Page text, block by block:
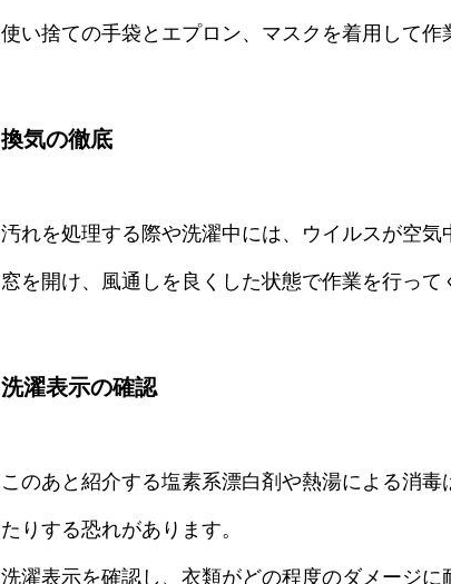
使い捨ての手袋とエプロン、マスクを着用して作
換気の徹底
汚れを処理する際や洗濯中には、ウイルスが空気
窓を開け、風通しを良くした状態で作業を行って
洗濯表示の確認
このあと紹介する塩素系漂白剤や熱湯による消
たりする恐れがあります。
洗濯表示を確認し、衣類がどの程度のダメージに